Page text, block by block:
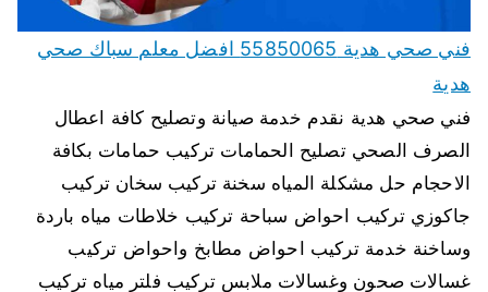
فني صحي هدية 55850065 افضل معلم سباك صحي
هدية
فني صحي هدية نقدم خدمة صيانة وتصليح كافة اعطال
الصرف الصحي تصليح الحمامات تركيب حمامات بكافة
الاحجام حل مشكلة المياه سخنة تركيب سخان تركيب
جاكوزي تركيب احواض سباحة تركيب خلاطات مياه باردة
وساخنة خدمة تركيب احواض مطابخ واحواض تركيب
غسالات صحون وغسالات ملابس تركيب فلتر مياه تركيب